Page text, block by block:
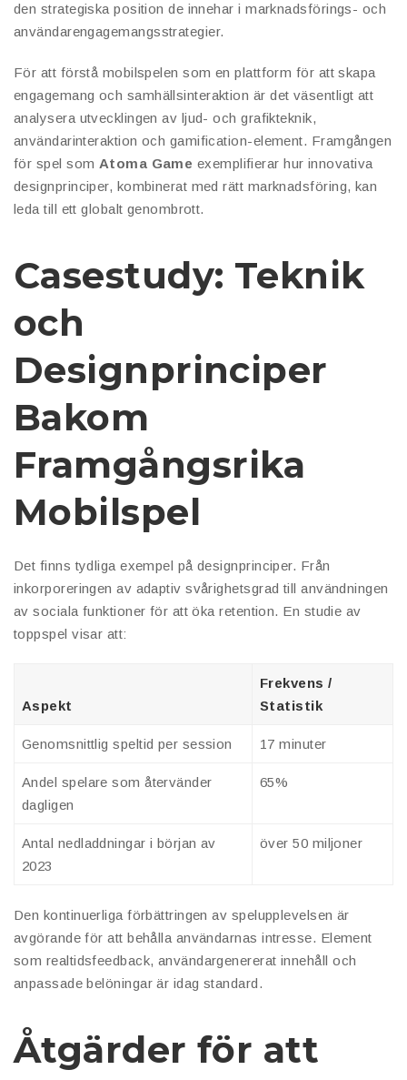
den strategiska position de innehar i marknadsförings- och
användarengagemangsstrategier.
För att förstå mobilspelen som en plattform för att skapa
engagemang och samhällsinteraktion är det väsentligt att
analysera utvecklingen av ljud- och grafikteknik,
användarinteraktion och gamification-element. Framgången
för spel som Atoma Game exemplifierar hur innovativa
designprinciper, kombinerat med rätt marknadsföring, kan
leda till ett globalt genombrott.
Casestudy: Teknik
och
Designprinciper
Bakom
Framgångsrika
Mobilspel
Det finns tydliga exempel på designprinciper. Från
inkorporeringen av adaptiv svårighetsgrad till användningen
av sociala funktioner för att öka retention. En studie av
toppspel visar att:
Aspekt
Frekvens /
Statistik
Genomsnittlig speltid per session 17 minuter
Andel spelare som återvänder
dagligen
65%
Antal nedladdningar i början av
2023
över 50 miljoner
Den kontinuerliga förbättringen av spelupplevelsen är
avgörande för att behålla användarnas intresse. Element
som realtidsfeedback, användargenererat innehåll och
anpassade belöningar är idag standard.
Åtgärder för att